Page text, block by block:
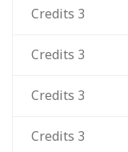
3
Credits
3
Credits
3
Credits
3
Credits